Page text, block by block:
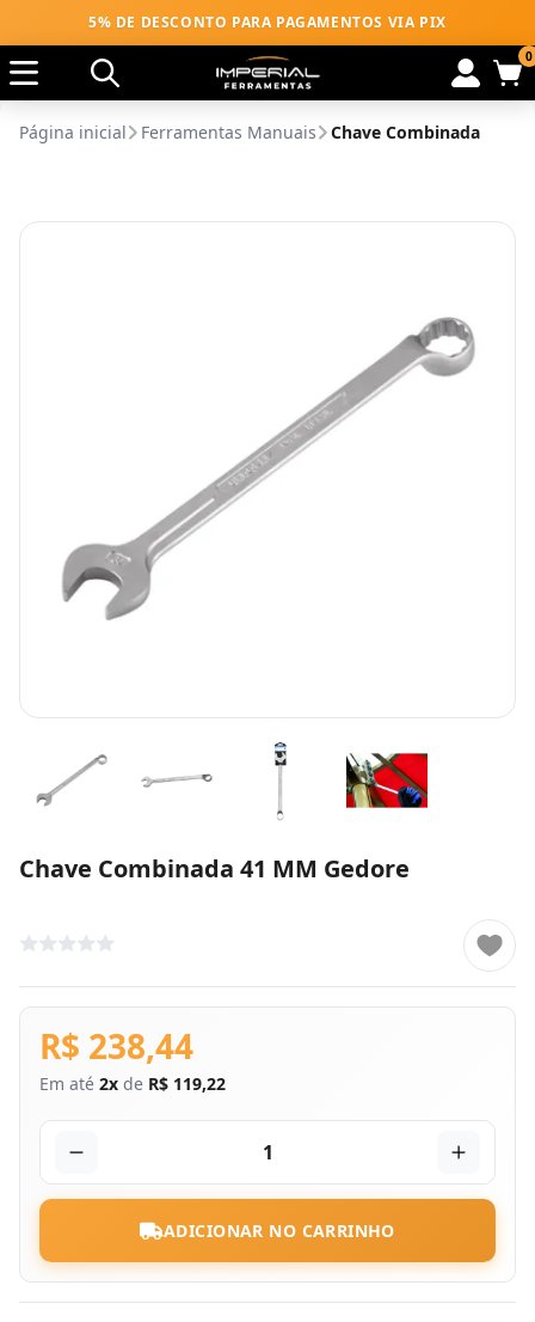
5% DE DESCONTO PARA PAGAMENTOS VIA PIX
0
Página inicial Ferramentas Manuais Chave Combinada
Chave Combinada 41 MM Gedore
R$ 238,44
Em até 2x de R$ 119,22
1
ADICIONAR NO CARRINHO